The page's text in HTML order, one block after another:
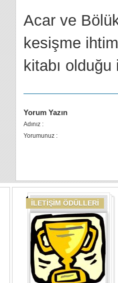
Acar ve
kesişme
kitabı olduğu
Yorum Yazın
Adınız :
Yorumunuz :
İLETİŞİM ÖDÜLLERİ